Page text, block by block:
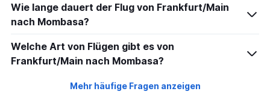
Wie lange dauert der Flug von Frankfurt/Main
nach Mombasa?
Welche Art von Flügen gibt es von
Frankfurt/Main nach Mombasa?
Mehr häufige Fragen anzeigen